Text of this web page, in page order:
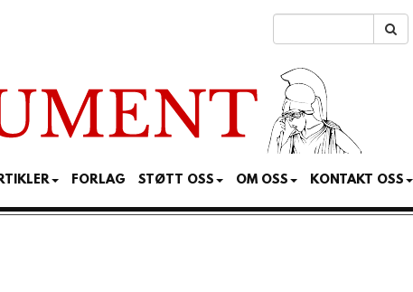
FORLAG STØTT OSS OM OSS KONTAKT OSS